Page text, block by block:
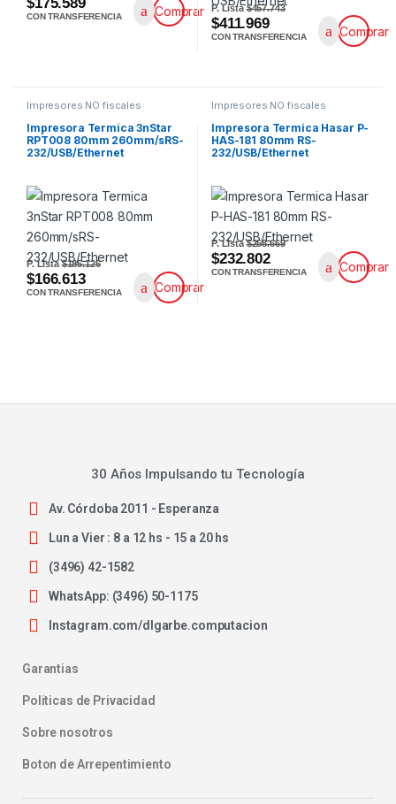
CON TRANSFERENCIA Comprar P. Lista$457.743
$411.969
CON TRANSFERENCIA Comprar
Impresores NO fiscales
Impresora Termica 3nStar
RPT008 80mm 260mm/sRS-
232/USB/Ethernet
P. Lista$185.126
$166.613
CON TRANSFERENCIA Comprar
Impresores NO fiscales
Impresora Termica Hasar P-
HAS-181 80mm RS-
232/USB/Ethernet
P. Lista$258.669
$232.802
CON TRANSFERENCIA Comprar
30 Años Impulsando tu Tecnología
Av. Córdoba 2011 - Esperanza
Lun a Vier : 8 a 12 hs - 15 a 20 hs
(3496) 42-1582
WhatsApp: (3496) 50-1175
Instagram.com/dlgarbe.computacion
Garantias
Politicas de Privacidad
Sobre nosotros
Boton de Arrepentimiento